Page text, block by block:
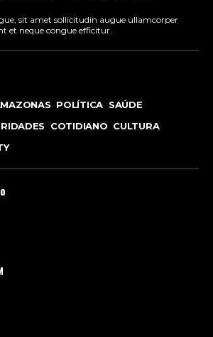
sit amet sollicitudin augue ullamcorper
et neque congue efficitur.
POLÍTICA SAÚDE
COTIDIANO CULTURA